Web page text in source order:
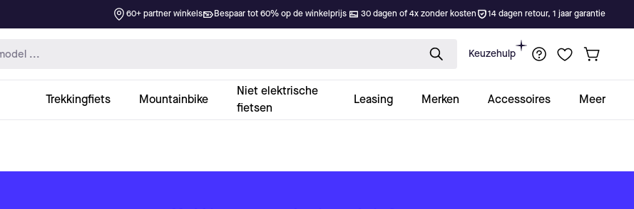
60+ partner winkels Bespaar tot 60% op de winkelprijs 30 dagen of 4x zonder kosten 14 dagen retour, 1 jaar garantie
Keuzehulp
Trekkingfiets Mountainbike
Niet elektrische
fietsen
Leasing Merken Accessoires Meer